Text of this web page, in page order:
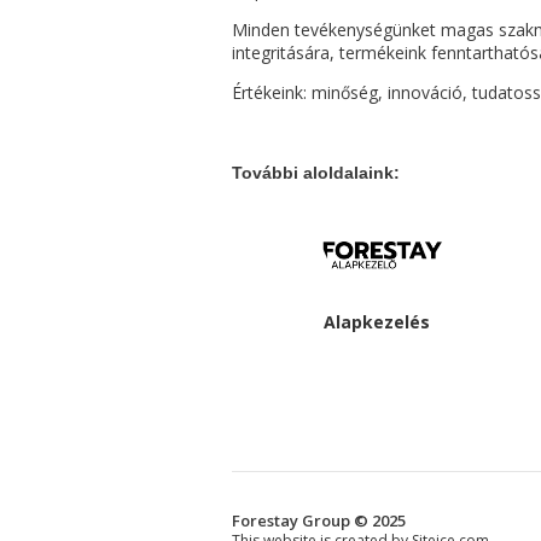
Minden tevékenységünket magas
integritására, termékeink
Értékeink: minőség, innováció,
További aloldalaink:
Alapkezelés
Forestay Group © 2025